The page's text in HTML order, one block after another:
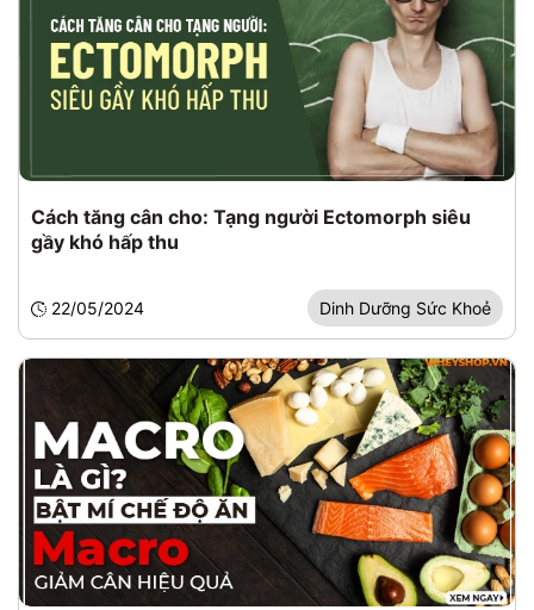
Cách tăng cân cho: Tạng người Ectomorph siêu
gầy khó hấp thu
22/05/2024 Dinh Dưỡng Sức Khoẻ